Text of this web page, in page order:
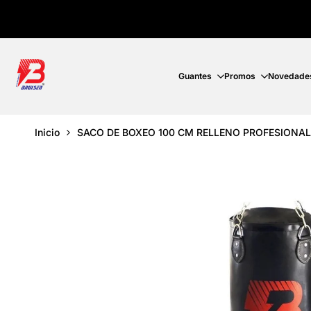
Guantes Promos
Inicio SACO DE BOXEO 100 CM RELLENO
al